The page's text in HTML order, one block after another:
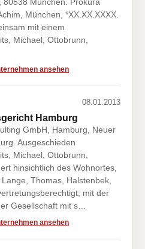
München, *XX.XX.XXXX.
mit einem
Michael, Ottobrunn,
ansehen
08.01.2013
Hamburg
GmbH, Hamburg, Neuer
Ausgeschieden
Michael, Ottobrunn,
hinsichtlich des Wohnortes,
Thomas, Halstenbek,
mit der
Gesellschaft mit s…
ansehen